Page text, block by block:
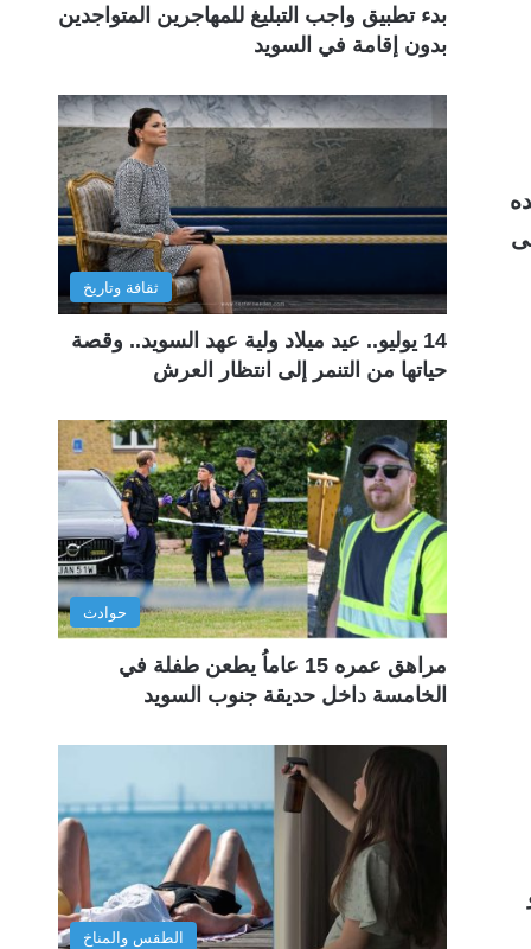
بدء تطبيق واجب التبليغ للمهاجرين المتواجدين
بدون إقامة في السويد
ثقافة وتاريخ
14 يوليو.. عيد ميلاد ولية عهد السويد.. وقصة
حياتها من التنمر إلى انتظار العرش
حوادث
مراهق عمره 15 عاماُ يطعن طفلة في
الخامسة داخل حديقة جنوب السويد
الطقس والمناخ